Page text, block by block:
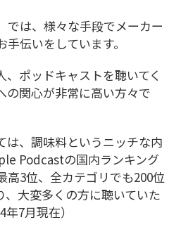
では、様々な手段でメーカー
伝いをしています。
ポッドキャストを聴いてく
の関心が非常に高い方々で
は、調味料というニッチな内
Podcastの国内ランキング
高3位、全カテゴリでも200位
、大変多くの方に聴いていた
7月現在）